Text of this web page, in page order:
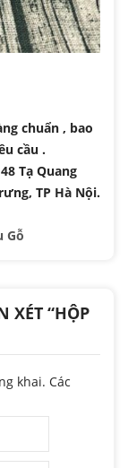
chuẩn , bao
cầu .
Tạ Quang
TP Hà Nội.
Gỗ
XÉT “HỘP
khai. Các